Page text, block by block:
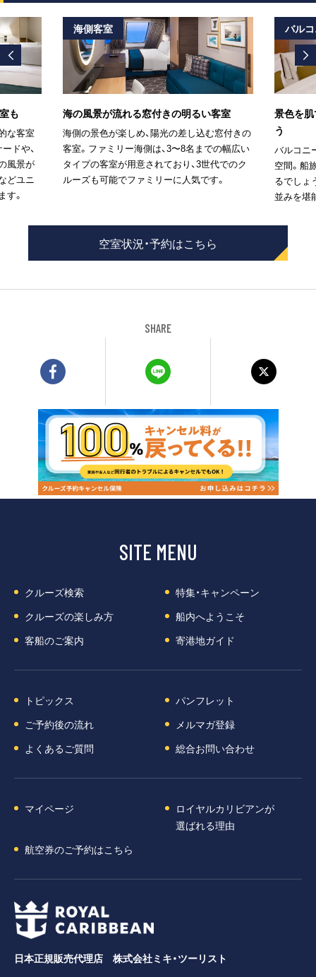
も
な客室
ドや、
風景が
どユニ
。
海側客室
海の風景が流れる窓付きの明るい客室
海側の景色が楽しめ、陽光の差し込む窓付きの
客室。ファミリー海側は、3〜8名までの幅広い
タイプの客室が用意されており、3世代でのク
ルーズも可能でファミリーに人気です。
バル
景色を
う
バルコニ
空間。船
るでしょ
並みを堪
空室状況・予約はこちら
SHARE
SITE MENU
クルーズ検索
特集・キャンペーン
クルーズの楽しみ方
船内へようこそ
客船のご案内
寄港地ガイド
トピックス
パンフレット
ご予約後の流れ
メルマガ登録
よくあるご質問
総合お問い合わせ
マイページ
ロイヤルカリビアンが
選ばれる理由
航空券のご予約はこちら
日本正規販売代理店 株式会社ミキ・ツーリスト